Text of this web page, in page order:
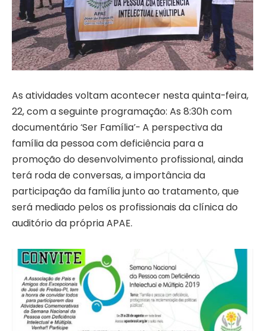
As atividades voltam acontecer nesta quinta-feira,
22, com a seguinte programação: As 8:30h com
documentário ‘Ser Família’- A perspectiva da
família da pessoa com deficiência para a
promoção do desenvolvimento profissional, ainda
terá roda de conversas, a importância da
participação da família junto ao tratamento, que
será mediado pelos os profissionais da clínica do
auditório da própria APAE.